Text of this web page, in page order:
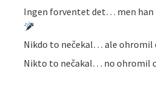
Ingen forventet det… men han
Nikdo to nečekal… ale ohromil
Nikto to nečakal… no ohromil